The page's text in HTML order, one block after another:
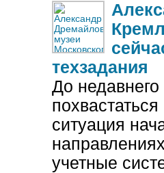
техзадания
До
ситуация
учетные